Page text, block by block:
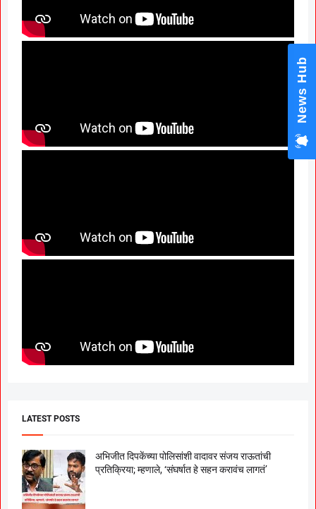
LATEST POSTS
अभिजीत दिपकेंच्या पोलिसांशी वादावर संजय राऊतांची
प्रतिक्रिया; म्हणाले, ‘संघर्षात हे सहन करावंच लागतं’
News Hub